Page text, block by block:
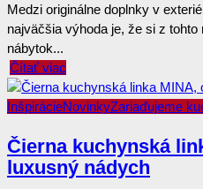
Medzi originálne doplnky v
najväčšia výhoda je, že si z
nábytok...
Čítať viac
InšpirácieNovinkyZariaďujeme
Čierna kuchynská
luxusný nádych